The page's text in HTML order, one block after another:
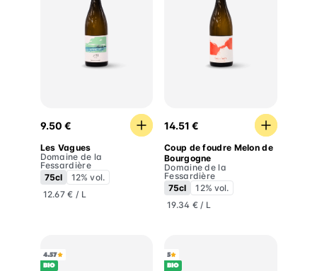
9.50 €
Les Vagues
Domaine de la
Fessardière
75cl
12% vol.
12.67 € / L
Coup de foudre Melon de
14.51 €
Coup de foudre Melon de
Bourgogne
Domaine de la
Fessardière
75cl
12% vol.
19.34 € / L
4.57
BIO
5
BIO